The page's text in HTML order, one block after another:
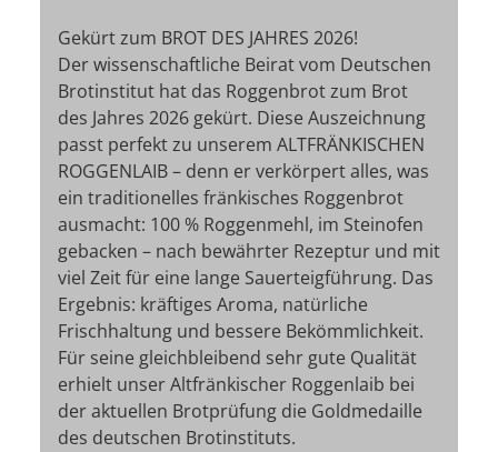
Gekürt zum BROT DES JAHRES 2026!
Der wissenschaftliche Beirat vom Deutschen
Brotinstitut hat das Roggenbrot zum Brot
des Jahres 2026 gekürt. Diese Auszeichnung
passt perfekt zu unserem ALTFRÄNKISCHEN
ROGGENLAIB – denn er verkörpert alles, was
ein traditionelles fränkisches Roggenbrot
ausmacht: 100 % Roggenmehl, im Steinofen
gebacken – nach bewährter Rezeptur und mit
viel Zeit für eine lange Sauerteigführung. Das
Ergebnis: kräftiges Aroma, natürliche
Frischhaltung und bessere Bekömmlichkeit.
Für seine gleichbleibend sehr gute Qualität
erhielt unser Altfränkischer Roggenlaib bei
der aktuellen Brotprüfung die Goldmedaille
des deutschen Brotinstituts.